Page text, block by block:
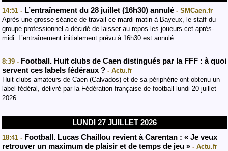
14:51 - L’entraînement du 28 juillet (16h30) annulé - SMCaen.fr
Après une grosse séance de travail ce mardi matin à Bayeux, le staff du
groupe professionnel a décidé de laisser au repos les joueurs cet après-
midi. L’entraînement initialement prévu à 16h30 est annulé.
8:39 - Football. Huit clubs de Caen distingués par la FFF : à quoi
servent ces labels fédéraux ? - Actu.fr
Huit clubs amateurs de Caen (Calvados) et de sa périphérie ont obtenu un
label fédéral, délivré par la Fédération française de football lundi 20 juillet
2026.
LUNDI 27 JUILLET 2026
18:41 - Football. Lucas Chaillou revient à Carentan : « Je veux
retrouver un maximum de plaisir et de temps de jeu » - Actu.fr